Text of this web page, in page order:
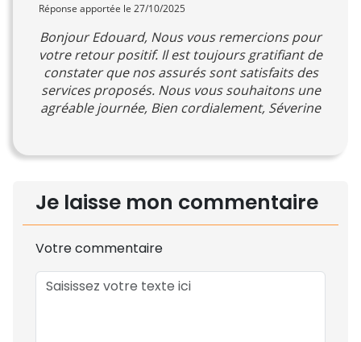
Réponse apportée le 27/10/2025
Bonjour Edouard, Nous vous remercions pour
votre retour positif. Il est toujours gratifiant de
constater que nos assurés sont satisfaits des
services proposés. Nous vous souhaitons une
agréable journée, Bien cordialement, Séverine
Je laisse mon commentaire
Votre commentaire